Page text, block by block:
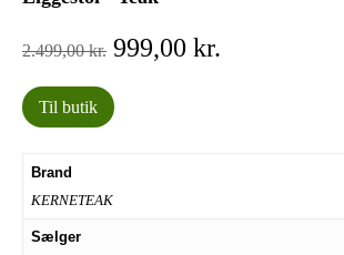
2.499,00kr. Den
oprindelige
pris
var:
999,00 kr.
Til butik
Brand
KERNETEAK
Sælger